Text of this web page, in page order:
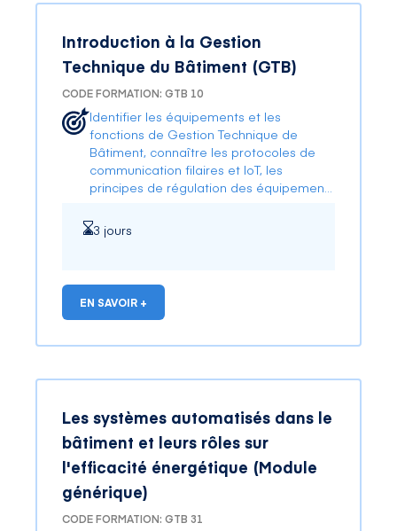
Introduction à la Gestion
Technique du Bâtiment (GTB)
CODE FORMATION: GTB 10
Identifier les équipements et les
fonctions de Gestion Technique de
Bâtiment, connaître les protocoles de
communication filaires et IoT, les
principes de régulation des équipements
d’optimisation, définir une architecture
de smartbuilding ouverte, évolutive,
3 jours
EN SAVOIR +
Les systèmes automatisés dans le
bâtiment et leurs rôles sur
l'efficacité énergétique (Module
générique)
CODE FORMATION: GTB 31